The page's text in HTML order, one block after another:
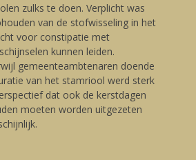
zulks te doen. Verplicht was
van de stofwisseling in het
voor constipatie met
kunnen leiden.
gemeenteambtenaren doende
van het stamriool werd sterk
dat ook de kerstdagen
moeten worden uitgezeten